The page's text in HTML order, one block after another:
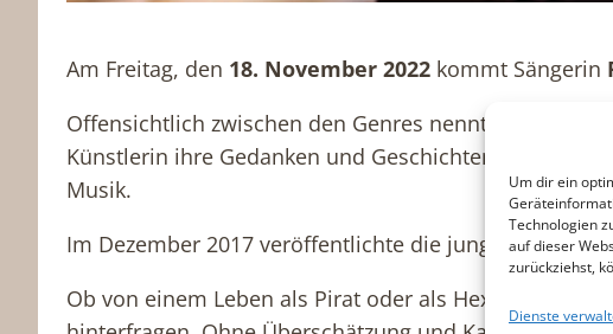
Um dir ein
Technologien
auf dieser
zurückziehst,
Dienste
Am Freitag, den 18. November 2022 kommt Sängerin
Offensichtlich zwischen den Genres nennt
Künstlerin ihre Gedanken und Geschichten in
Musik.
Im Dezember 2017 veröffentlichte die junge
Ob von einem Leben als Pirat oder als Hexe oder